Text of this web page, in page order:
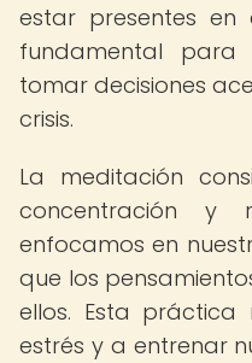
estar presentes
fundamental
tomar decisiones
crisis.
La meditación
concentración y
enfocamos en
que los
ellos. Esta
estrés y a entrenar